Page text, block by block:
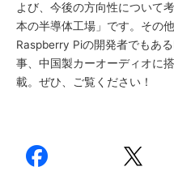
よび、今後の方向性について
本の半導体工場」です。その
Raspberry Piの開発者でもあ
事、中国製カーオーディオに
載。ぜひ、ご覧ください！